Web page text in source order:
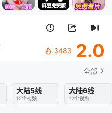
3483 2.0
全部
大陆5线
12个视频
大陆6线
12个视频